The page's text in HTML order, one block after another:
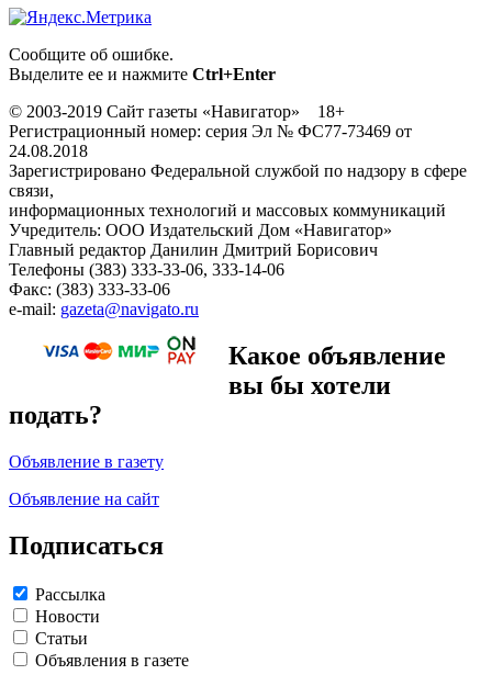
Сообщите об ошибке.
Выделите ее и нажмите Ctrl+Enter
© 2003-2019 Сайт газеты «Навигатор» 18+
Регистрационный номер: серия Эл № ФС77-73469 от
24.08.2018
Зарегистрировано Федеральной службой по надзору в сфере
связи,
информационных технологий и массовых коммуникаций
Учредитель: ООО Издательский Дом «Навигатор»
Главный редактор Данилин Дмитрий Борисович
Телефоны (383) 333-33-06, 333-14-06
Факс: (383) 333-33-06
e-mail: gazeta@navigato.ru
Какое объявление
вы бы хотели
подать?
Объявление в газету
Объявление на сайт
Подписаться
Рассылка
Новости
Статьи
Объявления в газете